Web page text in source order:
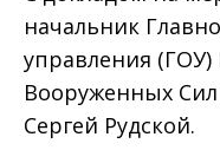
начальник
управления (ГОУ)
Вооруженных
Сергей Рудской.